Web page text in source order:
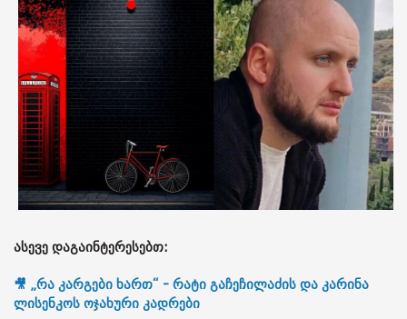
ასევე დაგაინტერესებთ:
🎥 „რა კარგები ხართ“ - რატი გაჩეჩილაძის და კარინა
ლისენკოს ოჯახური კადრები